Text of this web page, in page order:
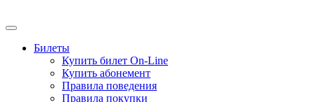
Билеты
Купить билет On-Line
Купить абонемент
Правила поведения
Правила покупки